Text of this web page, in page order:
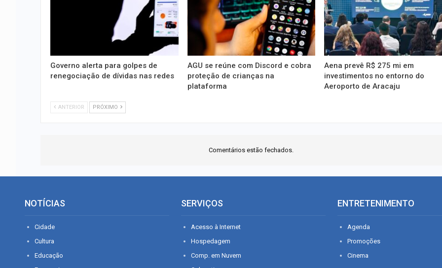
Governo alerta para golpes de
renegociação de dívidas nas redes
AGU se reúne com Discord e cobra
proteção de crianças na
plataforma
Aena prevê R$ 275 mi em
investimentos no entorno do
Aeroporto de Aracaju
ANTERIOR PRÓXIMO
Comentários estão fechados.
NOTÍCIAS
Cidade
Cultura
Educação
SERVIÇOS
Acesso à Internet
Hospedagem
Comp. em Nuvem
ENTRETENIMENTO
Agenda
Promoções
Cinema